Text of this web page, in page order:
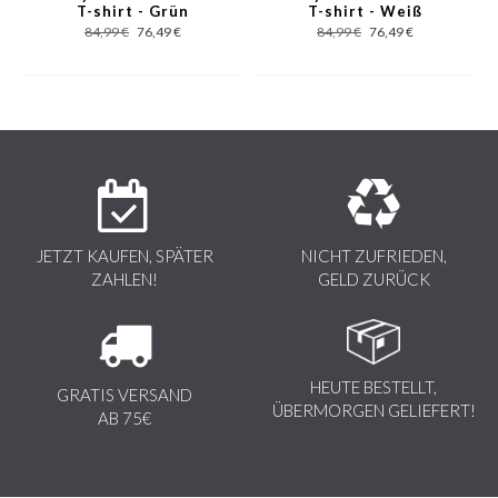
Digitaldrucke, sowie die Qualität der modernen Werkstoffe, die in
T-shirt - Grün
84,99 € 76,49 €
T-shirt - Weiß
84,99 € 76,49 €
JETZT KAUFEN, SPÄTER
ZAHLEN!
NICHT ZUFRIEDEN,
GELD ZURÜCK
GRATIS VERSAND
AB 75€
HEUTE BESTELLT,
ÜBERMORGEN GELIEFERT!